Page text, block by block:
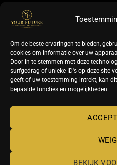
Om de beste ervaringen te bieden,
cookies om informatie over uw
Door in te stemmen met deze
surfgedrag of unieke ID's op deze site
geeft of uw toestemming intrekt, kan
bepaalde functies en mogelijkheden.
BEKIJK
076-88 78 592
2026 UX